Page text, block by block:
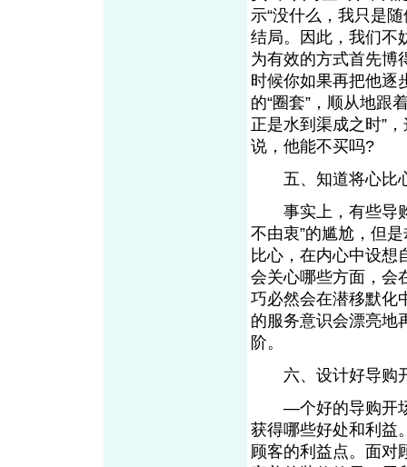
示“没什么，我只是
结局。因此，我们不
为有效的方式首先博
时候你如果再把他逐
的“圈套”，顺从地跟
正是水到渠成之时”
说，他能不买吗?
五、知道将心比
事实上，有些导购
不由衷”的尴尬，但
比心，在内心中设想
会关心哪些方面，会
巧必然会在潜移默化
的服务意识会漂亮地
阶。
六、设计好导购
—个好的导购开场
获得哪些好处和利益
顾客的利益点。面对